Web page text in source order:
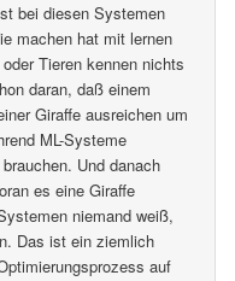
bei diesen Systemen
machen hat mit lernen
Tieren kennen nichts
daran, daß einem
Giraffe ausreichen um
ML-Systeme
Und danach
es eine Giraffe
niemand weiß,
Das ist ein ziemlich
auf